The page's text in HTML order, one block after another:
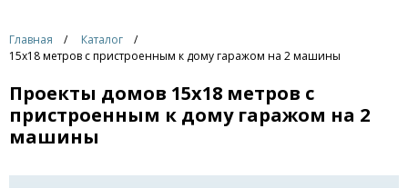
Главная
Каталог
15x18 метров с пристроенным к дому гаражом на 2 машины
Проекты домов 15x18 метров с
пристроенным к дому гаражом на 2
машины